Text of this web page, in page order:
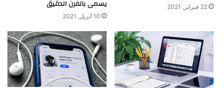
22 فبراير, 2021 يسمى بالفرن الدقيق
10 أبريل, 2021